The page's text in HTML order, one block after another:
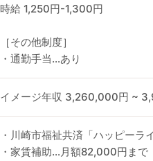
時給 1,250円-1,300円
［その他制度］
・通勤手当…あり
イメージ年収 3,260,000円 ~
・川崎市福祉共済「ハッピーラ
・家賃補助…月額82,000円まで